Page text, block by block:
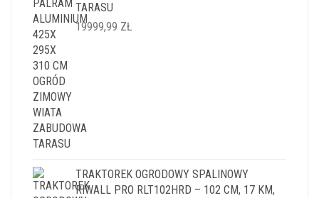
TARASU
19999,99 ZŁ
TRAKTOREK OGRODOWY SPALINOWY
RIWALL PRO RLT102HRD – 102 CM, 17 KM,